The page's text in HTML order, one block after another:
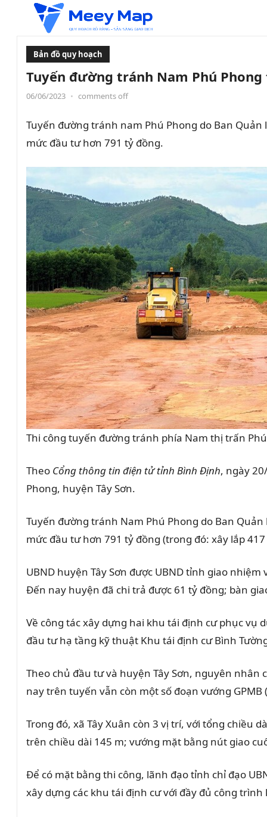
Bản đồ quy hoạch
Tuyến đường tránh Nam Phú
06/06/2023 • comments off
Tuyến đường tránh nam Phú Phong do Ban
mức đầu tư hơn 791 tỷ đồng.
Thi công tuyến đường tránh phía Nam thị trấn
Theo Cổng thông tin điện tử tỉnh Bình Định, ngày
Phong, huyện Tây Sơn.
Tuyến đường tránh Nam Phú Phong do Ban
mức đầu tư hơn 791 tỷ đồng (trong đó: xây lắp
UBND huyện Tây Sơn được UBND tỉnh giao
Đến nay huyện đã chi trả được 61 tỷ đồng; bàn
Về công tác xây dựng hai khu tái định cư phục
đầu tư hạ tầng kỹ thuật Khu tái định cư Bình
Theo chủ đầu tư và huyện Tây Sơn, nguyên
nay trên tuyến vẫn còn một số đoạn vướng GPMB
Trong đó, xã Tây Xuân còn 3 vị trí, với tổng chiều
trên chiều dài 145 m; vướng mặt bằng nút giao
Để có mặt bằng thi công, lãnh đạo tỉnh chỉ đạo
xây dựng các khu tái định cư với đầy đủ công